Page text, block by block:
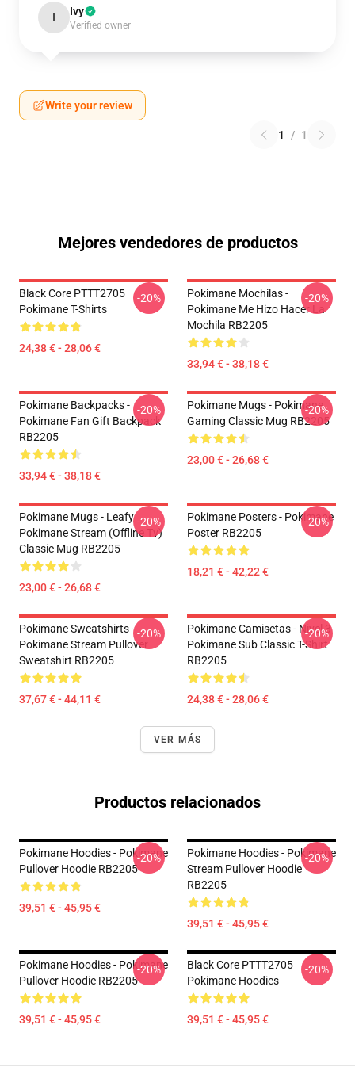
I Ivy
Verified owner
Write your review
1 / 1
Mejores vendedores de productos
Black Core PTTT2705
Pokimane T-Shirts
24,38 € - 28,06 €
-20%
Pokimane Mochilas -
Pokimane Me Hizo Hacer La
Mochila RB2205
33,94 € - 38,18 €
-20%
Pokimane Backpacks -
Pokimane Fan Gift Backpack
RB2205
33,94 € - 38,18 €
-20%
Pokimane Mugs - Pokimane
Gaming Classic Mug RB2205
23,00 € - 26,68 €
-20%
Pokimane Mugs - Leafy
Pokimane Stream (Offline Tv)
Classic Mug RB2205
23,00 € - 26,68 €
-20%
Pokimane Posters - Pokimane
Poster RB2205
18,21 € - 42,22 €
-20%
Pokimane Sweatshirts -
Pokimane Stream Pullover
Sweatshirt RB2205
37,67 € - 44,11 €
-20%
Pokimane Camisetas - Nivel 3
Pokimane Sub Classic T-Shirt
RB2205
24,38 € - 28,06 €
-20%
VER MÁS
Productos relacionados
Pokimane Hoodies - Pokimane
Pullover Hoodie RB2205
39,51 € - 45,95 €
-20%
Pokimane Hoodies - Pokimane
Stream Pullover Hoodie
RB2205
39,51 € - 45,95 €
-20%
Pokimane Hoodies - Pokimane
Pullover Hoodie RB2205
39,51 € - 45,95 €
-20%
Black Core PTTT2705
Pokimane Hoodies
39,51 € - 45,95 €
-20%